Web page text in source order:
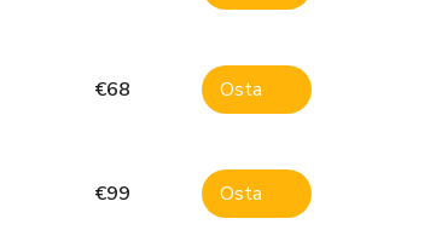
€68 Osta
€99 Osta